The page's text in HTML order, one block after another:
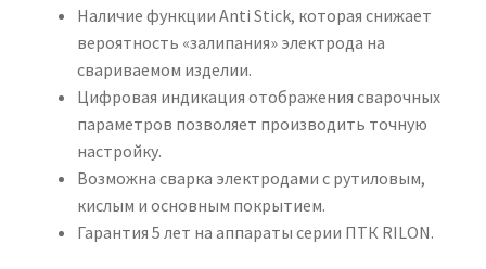
Наличие функции Anti Stick, которая снижает
вероятность «залипания» электрода на
свариваемом изделии.
Цифровая индикация отображения сварочных
параметров позволяет производить точную
настройку.
Возможна сварка электродами с рутиловым,
кислым и основным покрытием.
Гарантия 5 лет на аппараты серии ПТК RILON.